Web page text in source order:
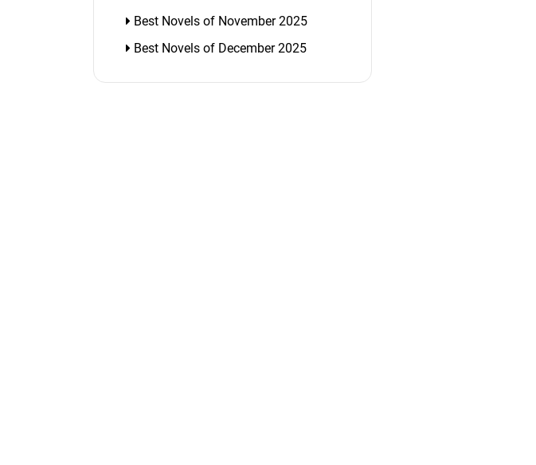
Best Novels of November 2025
Best Novels of December 2025